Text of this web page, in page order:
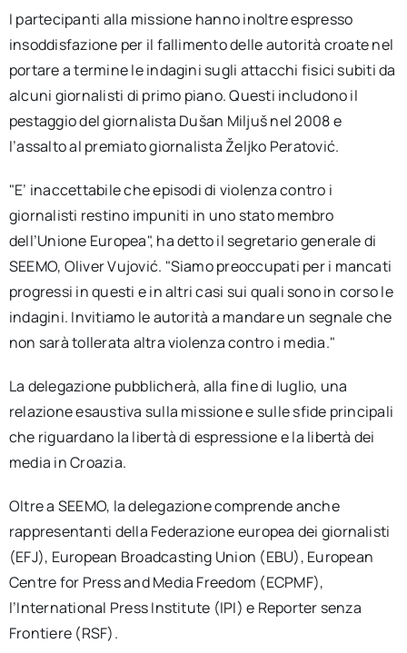
I partecipanti alla missione hanno inoltre espresso
insoddisfazione per il fallimento delle autorità croate nel
portare a termine le indagini sugli attacchi fisici subiti da
alcuni giornalisti di primo piano. Questi includono il
pestaggio del giornalista Dušan Miljuš nel 2008 e
l’assalto al premiato giornalista Željko Peratović.
"E’ inaccettabile che episodi di violenza contro i
giornalisti restino impuniti in uno stato membro
dell’Unione Europea", ha detto il segretario generale di
SEEMO, Oliver Vujović. "Siamo preoccupati per i mancati
progressi in questi e in altri casi sui quali sono in corso le
indagini. Invitiamo le autorità a mandare un segnale che
non sarà tollerata altra violenza contro i media."
La delegazione pubblicherà, alla fine di luglio, una
relazione esaustiva sulla missione e sulle sfide principali
che riguardano la libertà di espressione e la libertà dei
media in Croazia.
Oltre a SEEMO, la delegazione comprende anche
rappresentanti della Federazione europea dei giornalisti
(EFJ), European Broadcasting Union (EBU), European
Centre for Press and Media Freedom (ECPMF),
l’International Press Institute (IPI) e Reporter senza
Frontiere (RSF).